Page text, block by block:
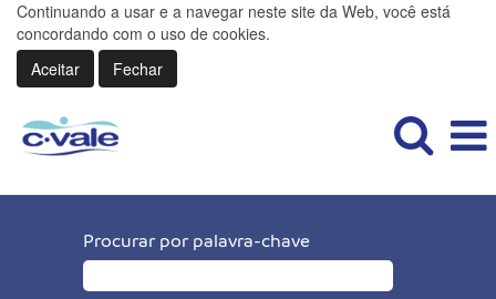
Continuando a usar e a navegar neste site da Web, você está
concordando com o uso de cookies.
Aceitar
Fechar
Procurar por palavra-chave